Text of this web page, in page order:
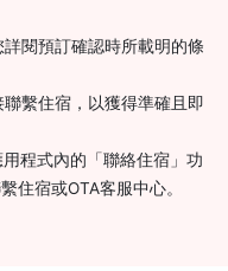
閱預訂確認時所載明的條
繫住宿，以獲得準確且即
程式內的「聯絡住宿」功
住宿或OTA客服中心。